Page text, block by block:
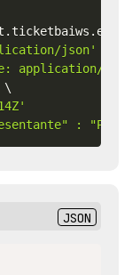
json'
application/
\
:
JSON